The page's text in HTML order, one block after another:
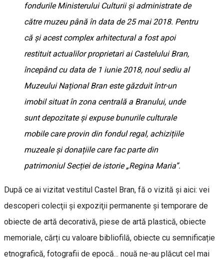
fondurile Ministerului Culturii și administrate de
către muzeu până în data de 25 mai 2018. Pentru
că și acest complex arhitectural a fost apoi
restituit actualilor proprietari ai Castelului Bran,
începând cu data de 1 iunie 2018, noul sediu al
Muzeului Național Bran este găzduit într-un
imobil situat în zona centrală a Branului, unde
sunt depozitate şi expuse bunurile culturale
mobile care provin din fondul regal, achizițiile
muzeale și donațiile care fac parte din
patrimoniul Secției de istorie „Regina Maria”.
După ce ai vizitat vestitul Castel Bran, fă o vizită şi aici: vei
descoperi colecţii şi expoziţii permanente și temporare de
obiecte de artă decorativă, piese de artă plastică, obiecte
memoriale, cărți cu valoare bibliofilă, obiecte cu semnificație
etnografică, fotografii de epocă... nouă ne-au plăcut cel mai